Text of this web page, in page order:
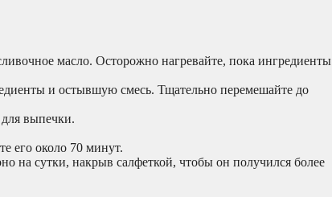
масло. Осторожно нагревайте, пока ингредиенты
и остывшую смесь. Тщательно перемешайте до
выпечки.
его около 70 минут.
на сутки, накрыв салфеткой, чтобы он получился более